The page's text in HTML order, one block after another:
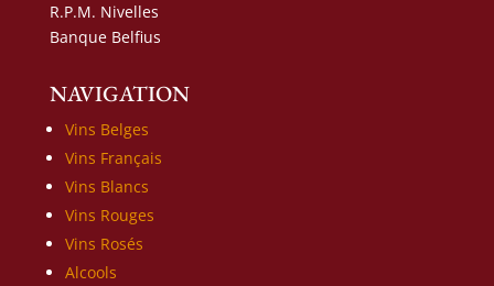
R.P.M. Nivelles
Banque Belfius
NAVIGATION
Vins Belges
Vins Français
Vins Blancs
Vins Rouges
Vins Rosés
Alcools